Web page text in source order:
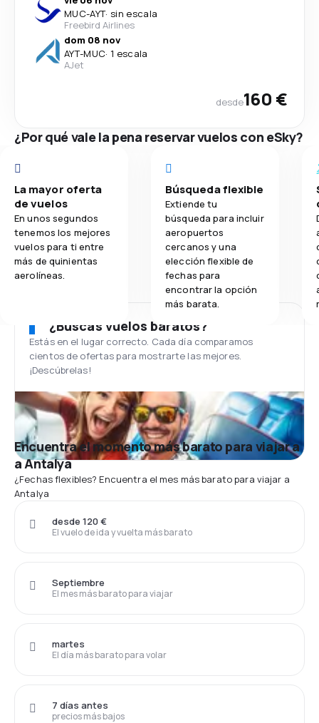
MUC-AYT· sin escala
Freebird Airlines
dom 08 nov
AYT-MUC· 1 escala
AJet
desde160 €
¿Por qué vale la pena reservar vuelos con eSky?
La mayor oferta
de vuelos
En unos segundos
tenemos los mejores
vuelos para ti entre
más de quinientas
aerolíneas.
Búsqueda flexible
Extiende tu
búsqueda para incluir
aeropuertos
cercanos y una
elección flexible de
fechas para
encontrar la opción
más barata.
¿Buscas vuelos baratos?
Estás en el lugar correcto. Cada día comparamos
cientos de ofertas para mostrarte las mejores.
¡Descúbrelas!
Encuentra el momento más barato para viajar a
a Antalya
¿Fechas flexibles? Encuentra el mes más barato para viajar a
Antalya
El vuelo de ida y vuelta más barato
desde 120 €
El mes más barato para viajar
Septiembre
El día más barato para volar
martes
precios más bajos
7 días antes